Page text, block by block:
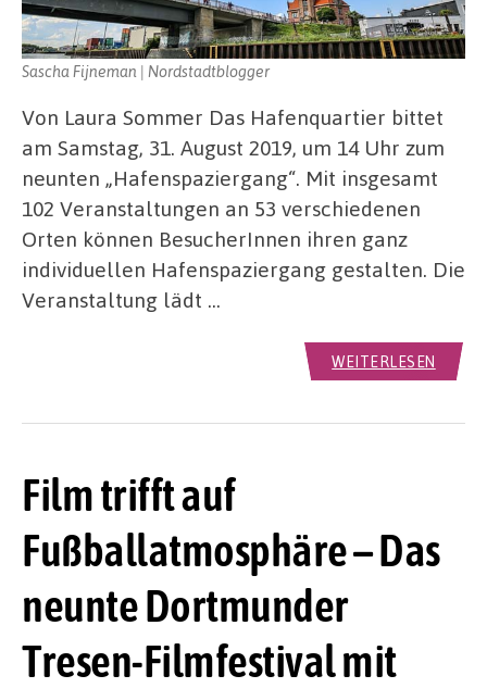
Sascha Fijneman | Nordstadtblogger
Von Laura Sommer Das Hafenquartier bittet
am Samstag, 31. August 2019, um 14 Uhr zum
neunten „Hafenspaziergang“. Mit insgesamt
102 Veranstaltungen an 53 verschiedenen
Orten können BesucherInnen ihren ganz
individuellen Hafenspaziergang gestalten. Die
Veranstaltung lädt …
WEITERLESEN
Film trifft auf
Fußballatmosphäre – Das
neunte Dortmunder
Tresen-Filmfestival mit